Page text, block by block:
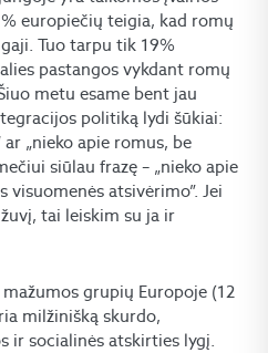
europiečių teigia, kad romų
Tuo tarpu tik 19%
pastangos vykdant romų
metu esame bent jau
politiką lydi šūkiai:
„nieko apie romus, be
siūlau frazę – „nieko apie
atsivėrimo”. Jei
tai leiskim su ja ir
grupių Europoje (12
milžinišką skurdo,
ir socialinės atskirties lygį.